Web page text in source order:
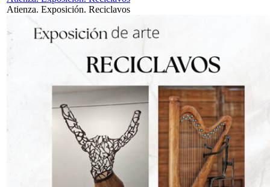
Atienza. Exposición. Reciclavos